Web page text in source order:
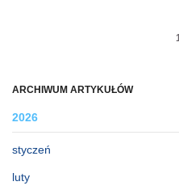
ARCHIWUM ARTYKUŁÓW
2026
styczeń
luty